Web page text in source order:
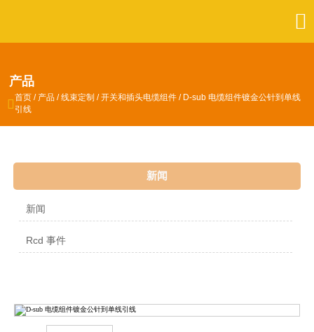

产品
 首页 / 产品 /线束定制 /开关和插头电缆组件 / D-sub 电缆组件镀金公针到单线
引线
新闻
新闻
Rcd 事件